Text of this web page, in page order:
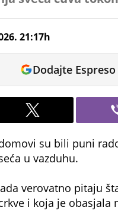
21:17h
Dodajte
su bili puni
u vazduhu.
verovatno pitaju
i koja je obasjala